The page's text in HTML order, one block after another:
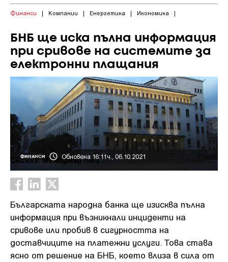
Финанси | Компании | Енергетика | Икономика |
БНБ ще иска пълна информация
при сривове на системите за
електронни плащания
ФИНАНСИ Обновена 16:11ч., 06.10.2021
Снимка: Мениджър Нюз
Българската народна банка ще изисква пълна
информация при възникнали инциденти на
сривове или пробив в сигурността на
доставчиците на платежни услуги. Това става
ясно от решение на БНБ, което влиза в сила от